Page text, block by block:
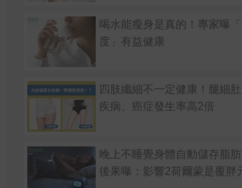
喝水能瘦身是真的！專家曝
度」有益健康
四肢纖細不一定健康！腿細
疾病、癌症發生率高2倍
晚上不睡覺身體自動儲存脂
後果曝：影響2荷爾蒙是覆胖